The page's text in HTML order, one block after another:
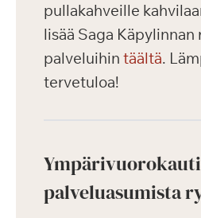
pullakahveille
lisää Saga Käpylinnan
palveluihin täältä.
tervetuloa!
palveluasumista